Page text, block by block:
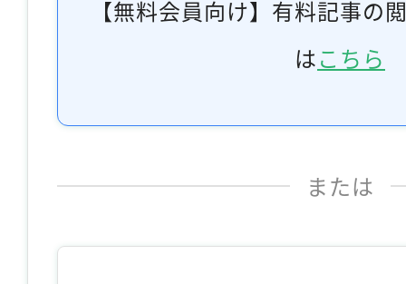
【無料会員向け】有料記事の
はこちら
または